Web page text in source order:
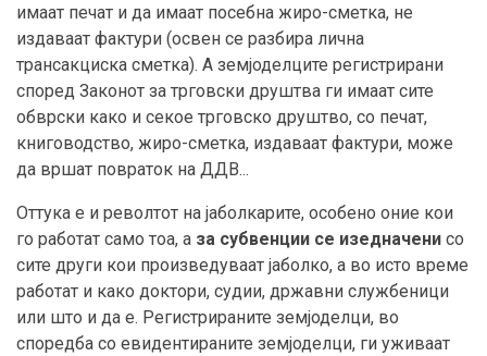
имаат печат и да имаат посебна жиро-сметка, не
издаваат фактури (освен се разбира лична
трансакциска сметка). А земјоделците регистрирани
според Законот за трговски друштва ги имаат сите
обврски како и секое трговско друштво, со печат,
книговодство, жиро-сметка, издаваат фактури, може
да вршат повраток на ДДВ...
Оттука е и револтот на јаболкарите, особено оние кои
го работат само тоа, а за субвенции се изедначени со
сите други кои произведуваат јаболко, а во исто време
работат и како доктори, судии, државни службеници
или што и да е. Регистрираните земјоделци, во
споредба со евидентираните земјоделци, ги уживаат